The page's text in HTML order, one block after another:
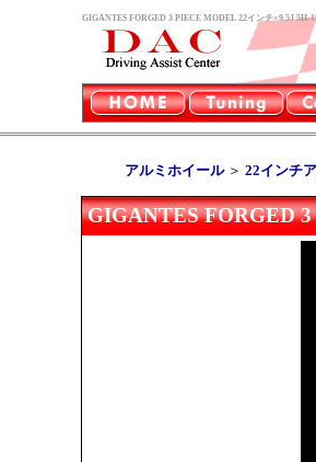
GIGANTES FORGED 3 PIECE MODEL 22インチ×9.5J
アルミホイール＞ 22インチ
GIGANTES FORGED